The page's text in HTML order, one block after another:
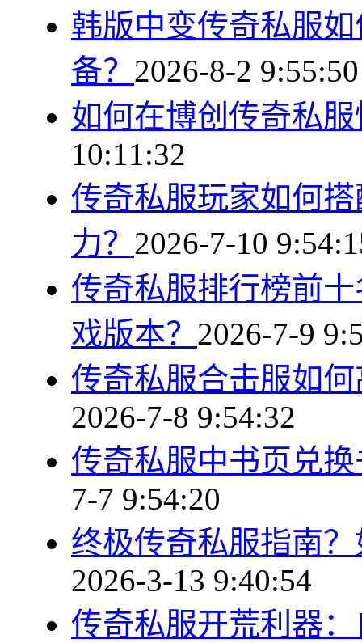
韩版中变传奇私服
备？ 2026-8-2 9:55:50
如何在博创传奇私
10:11:32
传奇私服玩家如何
力？ 2026-7-10
传奇私服排行榜前
戏版本？ 2026-7-9
传奇私服合击服如
2026-7-8 9:54:32
传奇私服中书页兑
7-7 9:54:20
终极传奇私服指南
2026-3-13 9:40:54
传奇私服开荒利器